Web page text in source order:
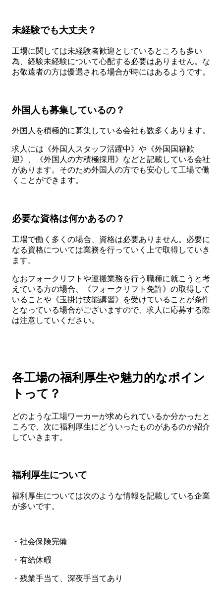
未経験でも大丈夫？
工場に関しては未経験者歓迎としているところも多い
為、経験未経験について心配する必要はありません。な
お敬遠者の方は優遇される場合が時にはあるようです。
外国人も募集しているの？
外国人を積極的に募集している会社も数多くあります。
求人には《外国人スタッフ活躍中》や《外国国籍歓
迎》、《外国人の方積極採用》などと記載している会社
があります。そのため外国人の方でも安心して工場で働
くことができます。
必要な資格は何かあるの？
工場で働く多くの場合、資格は必要ありません。必要に
なる資格については業務を行っていく上で取得していき
ます。
なおフォークリフトや運搬業務を行う職種に就こうと考
えている方の場合、《フォークリフト免許》の取得して
いることや《玉掛け技能講習》を受けていることが条件
となっている場合がございますので、求人に応募する際
は注意していください。
各工場の福利厚生や魅力的なポイン
トって？
どのような工場ワーカーが求められているか分かったと
ころで、次に福利厚生にどういったものがあるのか紹介
していきます。
福利厚生について
福利厚生については次のような情報を記載している企業
が多いです。
・社会保険完備
・有給休暇
・残業手当て、深夜手当てあり